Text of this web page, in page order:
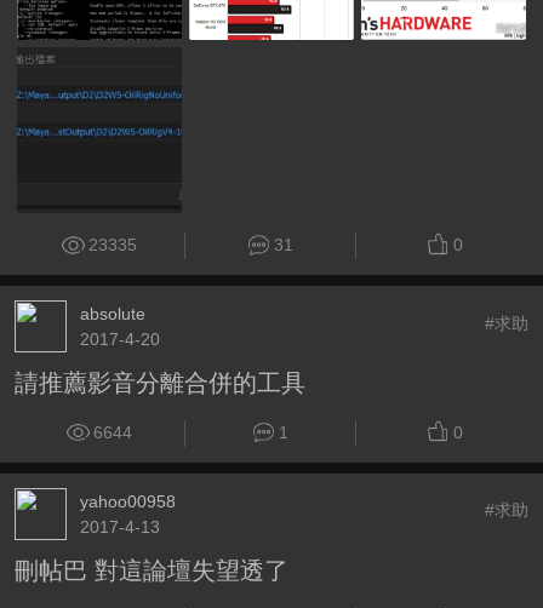
23335 31 0
absolute
2017-4-20
#求助
請推薦影音分離合併的工具
6644 1 0
yahoo00958
2017-4-13
#求助
刪帖巴 對這論壇失望透了